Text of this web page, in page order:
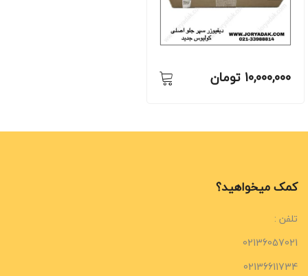
10,000,000 تومان
کمک میخواهید؟
تلفن :
02136057021
02136611734